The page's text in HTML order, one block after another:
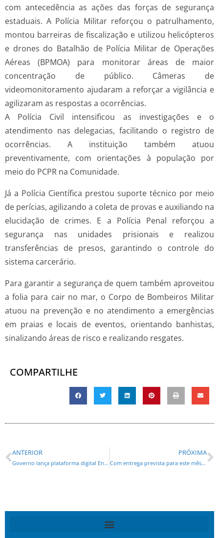
com antecedência as ações das forças de segurança
estaduais. A Polícia Militar reforçou o patrulhamento,
montou barreiras de fiscalização e utilizou helicópteros
e drones do Batalhão de Polícia Militar de Operações
Aéreas (BPMOA) para monitorar áreas de maior
concentração de público. Câmeras de
videomonitoramento ajudaram a reforçar a vigilância e
agilizaram as respostas a ocorrências.
A Polícia Civil intensificou as investigações e o
atendimento nas delegacias, facilitando o registro de
ocorrências. A instituição também atuou
preventivamente, com orientações à população por
meio do PCPR na Comunidade.
Já a Polícia Científica prestou suporte técnico por meio
de perícias, agilizando a coleta de provas e auxiliando na
elucidação de crimes. E a Polícia Penal reforçou a
segurança nas unidades prisionais e realizou
transferências de presos, garantindo o controle do
sistema carcerário.
Para garantir a segurança de quem também aproveitou
a folia para cair no mar, o Corpo de Bombeiros Militar
atuou na prevenção e no atendimento a emergências
em praias e locais de eventos, orientando banhistas,
sinalizando áreas de risco e realizando resgates.
COMPARTILHE
ANTERIOR
Governo lança plataforma digital Enem Paraná para incentivar ingresso no ensino superior
PRÓXIMA
Com entrega prevista para este mês, nova Orla de Matinhos alcança 98,4% em fevereiro